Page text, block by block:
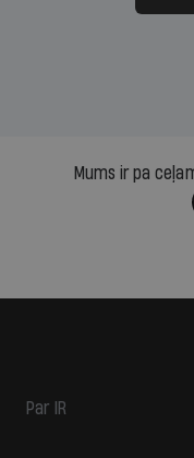
Mums ir pa
Par IR